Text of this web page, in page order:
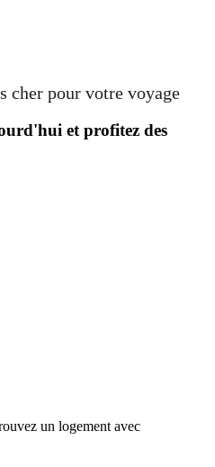
cher pour votre voyage
et profitez des
un logement avec